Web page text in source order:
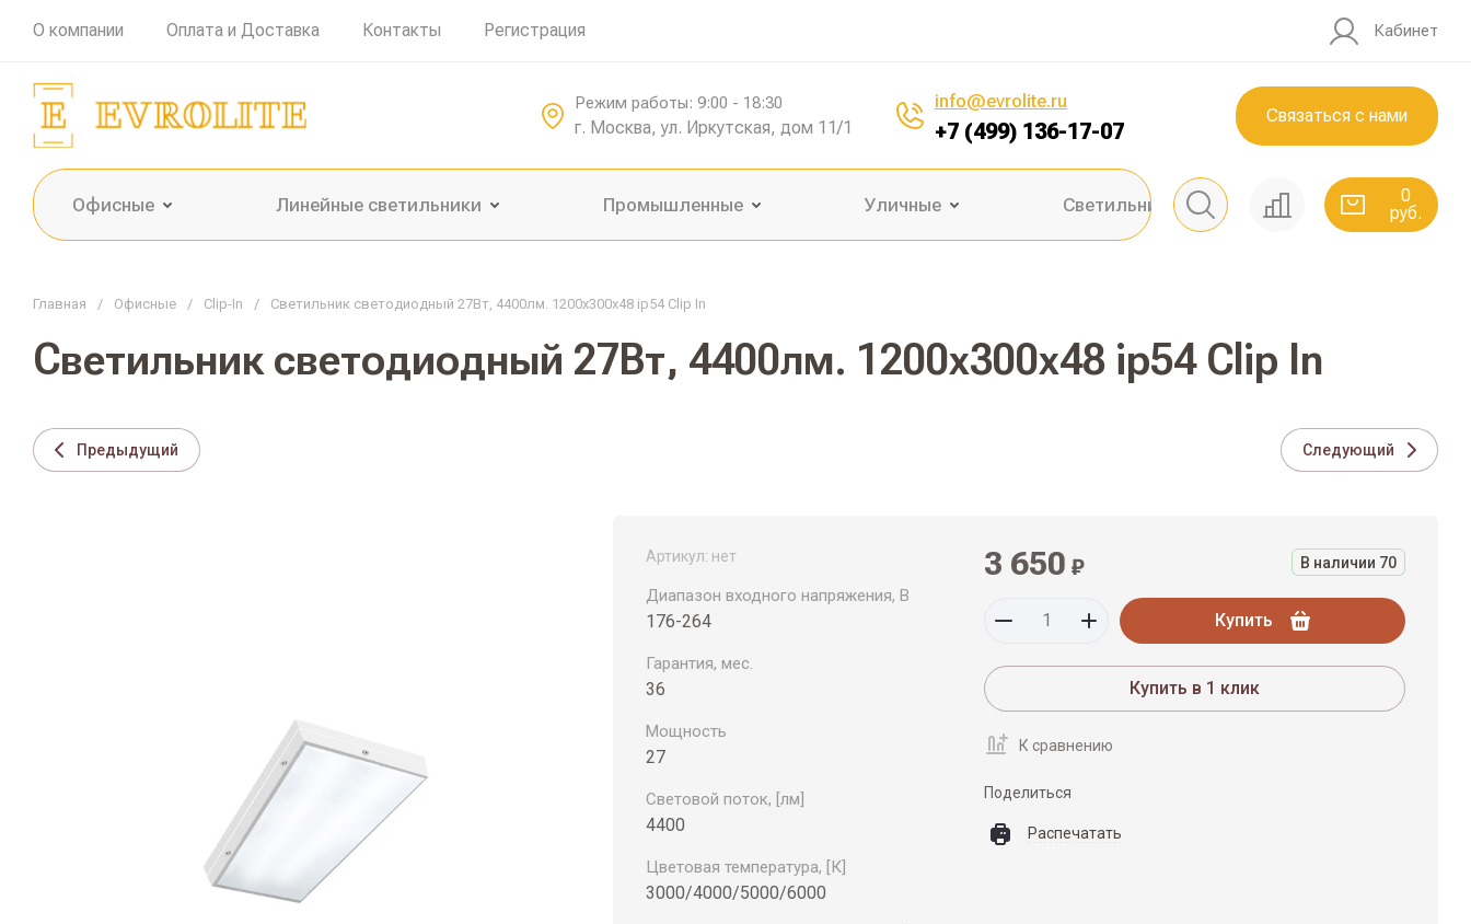
0 руб.
О компании Оплата и Доставка Контакты Регистрация Кабинет
Режим работы: 9:00 - 18:30
г. Москва, ул. Иркутская, дом 11/1
info@evrolite.ru
+7 (499) 136-17-07
Связаться с нами
Офисные Линейные светильники Промышленные Уличные Светильники ЖКХ
0
руб.
Главная / Офисные / Clip-In / Светильник светодиодный 27Вт, 4400лм. 1200х300х48 ip54 Clip In
Светильник светодиодный 27Вт, 4400лм. 1200х300х48 ip54 Clip In
Предыдущий Следующий
Артикул: нет
Диапазон входного напряжения, В
176-264
Гарантия, мес.
36
Мощность
27
Световой поток, [лм]
4400
Цветовая температура, [К]
3000/4000/5000/6000
В наличии 70
3 650 ₽
Купить
Купить в 1 клик
К сравнению
Поделиться
Распечатать